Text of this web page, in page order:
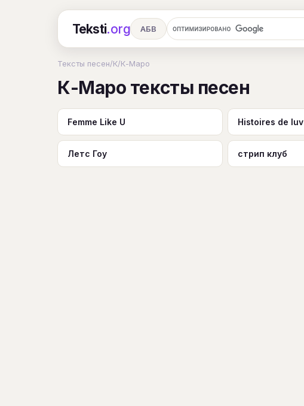
Teksti.org АБВ
Ч Ш Э Ю Я En
Тексты песен/К/К-Маро
К-Маро тексты песен
Femme Like U Histoires de luv
Летс Гоу стрип клуб